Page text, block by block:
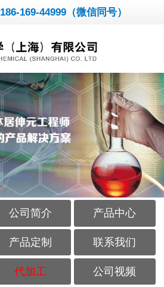
186-169-44999（微信同号）
公司简介 产品中心
产品定制 联系我们
代加工 公司视频